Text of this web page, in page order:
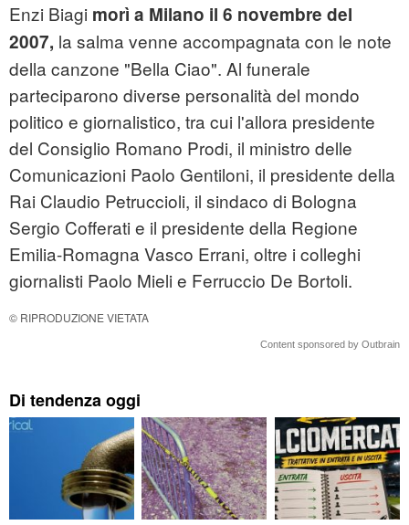
Enzi Biagi morì a Milano il 6 novembre del
2007, la salma venne accompagnata con le note
della canzone "Bella Ciao". Al funerale
parteciparono diverse personalità del mondo
politico e giornalistico, tra cui l'allora presidente
del Consiglio Romano Prodi, il ministro delle
Comunicazioni Paolo Gentiloni, il presidente della
Rai Claudio Petruccioli, il sindaco di Bologna
Sergio Cofferati e il presidente della Regione
Emilia-Romagna Vasco Errani, oltre i colleghi
giornalisti Paolo Mieli e Ferruccio De Bortoli.
© RIPRODUZIONE VIETATA
Content sponsored by Outbrain
Di tendenza oggi